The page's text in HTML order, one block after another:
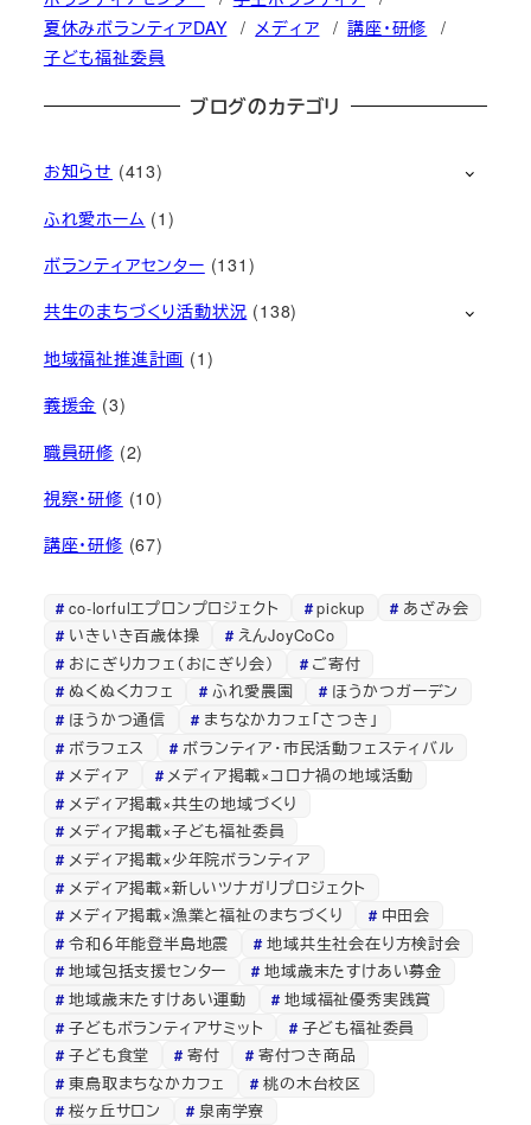
夏休みボランティアDAY
メディア
講座・研修
子ども福祉委員
ブログのカテゴリ
お知らせ (413)
ふれ愛ホーム (1)
ボランティアセンター (131)
共生のまちづくり活動状況 (138)
地域福祉推進計画 (1)
義援金 (3)
職員研修 (2)
視察・研修 (10)
講座・研修 (67)
co-lorfulエプロンプロジェクト pickup
あざみ会
いきいき百歳体操
えんJoyCoCo
おにぎりカフェ（おにぎり会）
ご寄付
ぬくぬくカフェ
ふれ愛農園
ほうかつガーデン
ほうかつ通信
まちなかカフェ「さつき」
ボラフェス
ボランティア・市民活動フェスティバル
メディア
メディア掲載×コロナ禍の地域活動
メディア掲載×共生の地域づくり
メディア掲載×子ども福祉委員
メディア掲載×少年院ボランティア
メディア掲載×新しいツナガリプロジェクト
メディア掲載×漁業と福祉のまちづくり
中田会
令和６年能登半島地震
地域共生社会在り方検討会
地域包括支援センター
地域歳末たすけあい募金
地域歳末たすけあい運動
地域福祉優秀実践賞
子どもボランティアサミット
子ども福祉委員
子ども食堂
寄付
寄付つき商品
東鳥取まちなかカフェ
桃の木台校区
桜ヶ丘サロン
泉南学寮